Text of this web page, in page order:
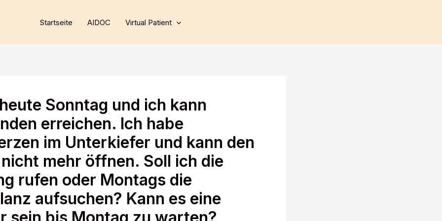
Startseite AIDOC Virtual Patient
Sonntag und ich kann
erreichen. Ich habe
im Unterkiefer und kann den
mehr öffnen. Soll ich die
rufen oder Montags die
aufsuchen? Kann es eine